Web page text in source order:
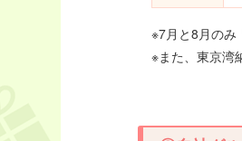
※7月と8月のみ
※また、東京湾